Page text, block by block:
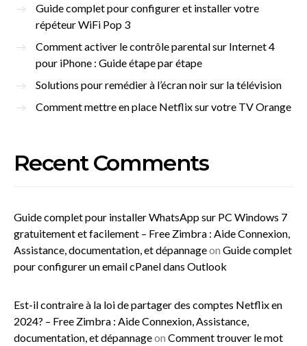
Guide complet pour configurer et installer votre
répéteur WiFi Pop 3
Comment activer le contrôle parental sur Internet 4
pour iPhone : Guide étape par étape
Solutions pour remédier à l’écran noir sur la télévision
Comment mettre en place Netflix sur votre TV Orange
Recent Comments
Guide complet pour installer WhatsApp sur PC Windows 7
gratuitement et facilement – Free Zimbra : Aide Connexion,
Assistance, documentation, et dépannageon Guide complet
pour configurer un email cPanel dans Outlook
Est-il contraire à la loi de partager des comptes Netflix en
2024? – Free Zimbra : Aide Connexion, Assistance,
documentation, et dépannageon Comment trouver le mot